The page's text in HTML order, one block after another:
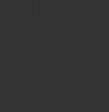
odporne proti
izjemno tanke.